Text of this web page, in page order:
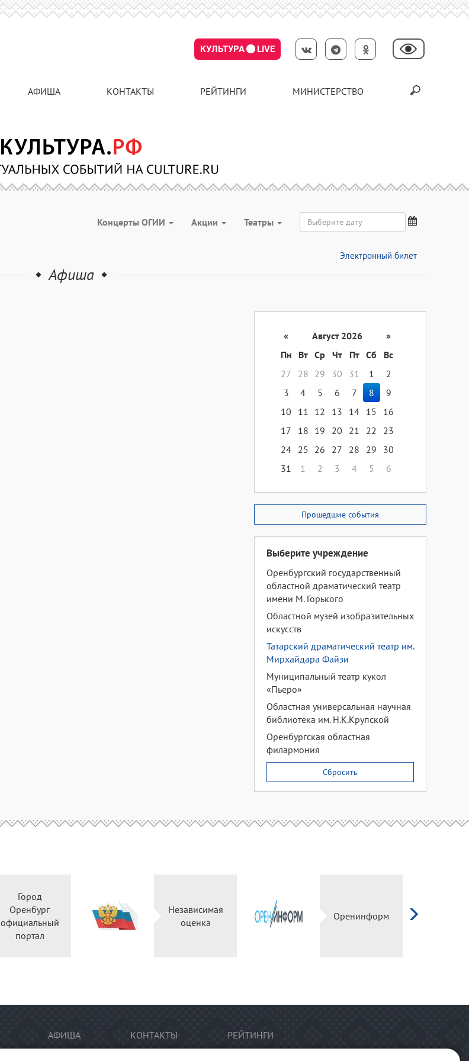
КУЛЬТУРА LIVE
АФИША КОНТАКТЫ РЕЙТИНГИ МИНИСТЕРСТВО
Концерты ОГИИ Акции Театры
Электронный билет
Афиша
« Август 2026
»
Пн
Вт Ср Чт Пт Сб
Вс
27
28 29 30 31 1
2
3
4 5 6 7 8
9
10
11 12 13 14 15
16
17
18 19 20 21 22
23
24 25 26 27 28 29
30
31
1 2 3 4 5 6
Прошедшие события
Выберите учреждение
Оренбургский государственный
областной драматический театр
имени М. Горького
Областной музей изобразительных
искусств
Татарский драматический театр им.
Мирхайдара Файзи
Муниципальный театр кукол
«Пьеро»
Областная универсальная научная
библиотека им. Н.К.Крупской
Оренбургская областная
филармония
Сбросить
Город
Оренбург
официальный
портал
Независимая
оценка
Оренинформ
АФИША КОНТАКТЫ РЕЙТИНГИ